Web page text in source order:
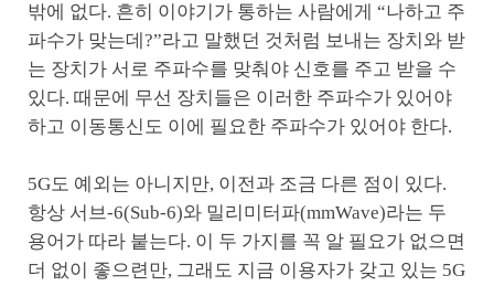
밖에 없다. 흔히 이야기가 통하는 사람에게 “나하고 주
파수가 맞는데?”라고 말했던 것처럼 보내는 장치와 받
는 장치가 서로 주파수를 맞춰야 신호를 주고 받을 수
있다. 때문에 무선 장치들은 이러한 주파수가 있어야
하고 이동통신도 이에 필요한 주파수가 있어야 한다.
5G도 예외는 아니지만, 이전과 조금 다른 점이 있다.
항상 서브-6(Sub-6)와 밀리미터파(mmWave)라는 두
용어가 따라 붙는다. 이 두 가지를 꼭 알 필요가 없으면
더 없이 좋으련만, 그래도 지금 이용자가 갖고 있는 5G